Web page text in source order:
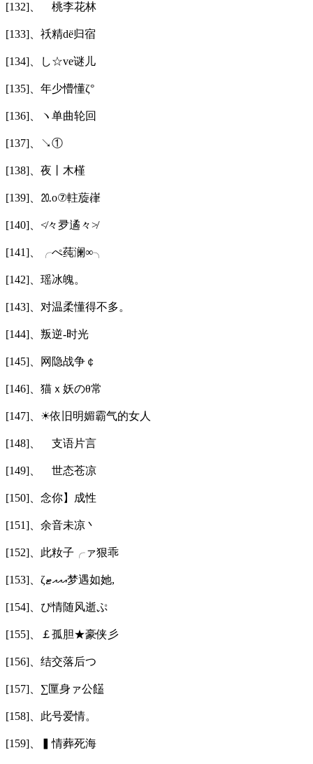
[132]、ゞ桃李花林
[133]、祅精dё归宿
[134]、し☆ve谜儿
[135]、年少懵懂ζ°
[136]、ヽ单曲轮回ゞ
[137]、↘①
[138]、夜丨木槿
[139]、⒛o⑦軴蔙嵂
[140]、≮々夛遹々≯
[141]、╭ぺ莼澜∞╮
[142]、瑶冰魄。
[143]、对温柔懂得不多。
[144]、叛逆-时光
[145]、网隐战争￠
[146]、猫ｘ妖のθ常
[147]、☀依旧明媚霸气的女人
[148]、ゞ支语片言
[149]、ゞ世态苍凉
[150]、念你】成性
[151]、余音未凉丶
[152]、此籹子╭ァ狠乖
[153]、ζއއއޓ梦遇如她,
[154]、ぴ情随风逝ぷ
[155]、￡孤胆★豪侠彡
[156]、结交落后つ
[157]、∑匰身ァ公饚
[158]、此号爱情。
[159]、▍情葬死海